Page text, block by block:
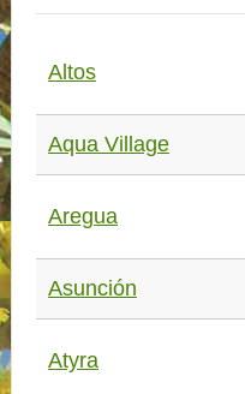
Altos
Aqua Village
Aregua
Asunción
Atyra